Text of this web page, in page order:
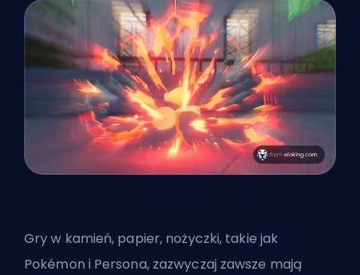
Gry w kamień, papier, nożyczki, takie jak
Pokémon i Persona, zazwyczaj zawsze mają